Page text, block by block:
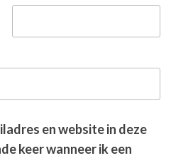
en website in deze
keer wanneer ik een